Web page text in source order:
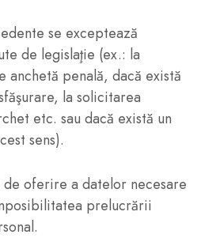
se exceptează
de legislaţie (ex.: la
penală, dacă există
la solicitarea
etc. sau dacă există un
sens).
de oferire a datelor necesare
prelucrării